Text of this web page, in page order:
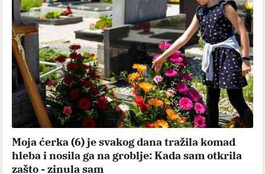
Moja ćerka (6) je svakog dana tražila komad
hleba i nosila ga na groblje: Kada sam otkrila
zašto - zinula sam